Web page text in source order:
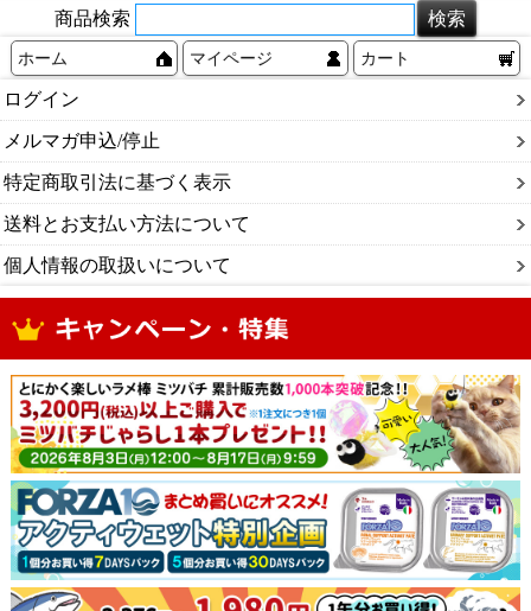
商品検索
ホーム マイページ カート
ログイン
メルマガ申込/停止
特定商取引法に基づく表示
送料とお支払い方法について
個人情報の取扱いについて